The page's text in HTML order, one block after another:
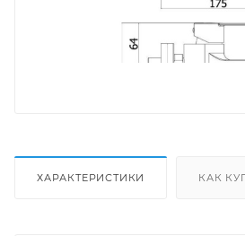
ХАРАКТЕРИСТИКИ КАК